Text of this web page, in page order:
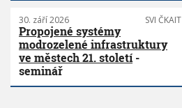
30. září 2026 SVI ČKAIT
Propojené systémy
modrozelené infrastruktury
ve městech 21. století-
seminář